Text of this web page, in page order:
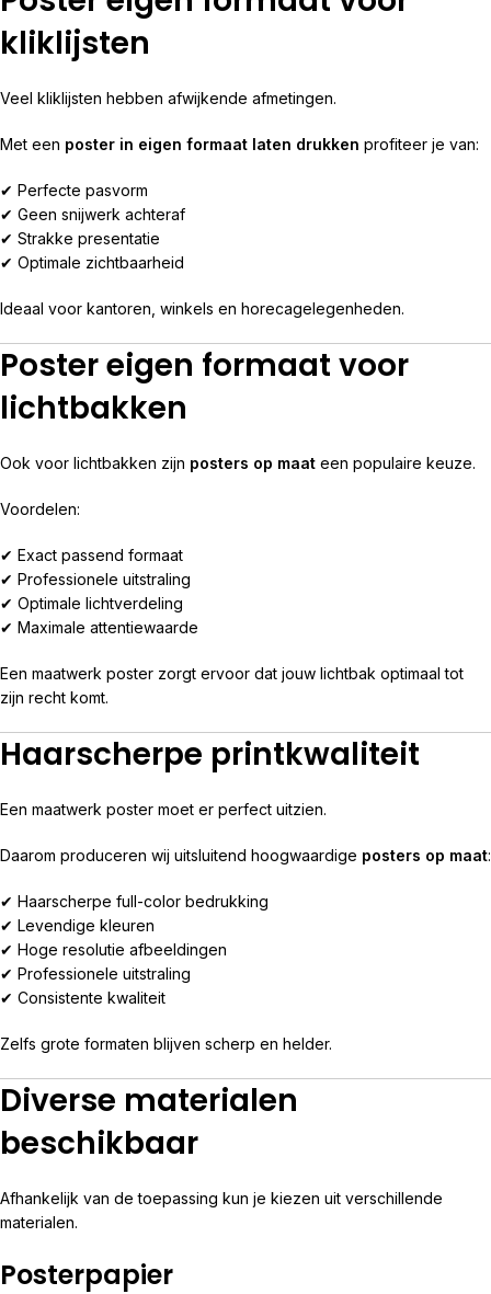
kliklijsten
Veel kliklijsten hebben afwijkende afmetingen.
Met een poster in eigen formaat laten drukken profiteer je van:
✔ Perfecte pasvorm
✔ Geen snijwerk achteraf
✔ Strakke presentatie
✔ Optimale zichtbaarheid
Ideaal voor kantoren, winkels en horecagelegenheden.
Poster eigen formaat voor
lichtbakken
Ook voor lichtbakken zijn posters op maat een populaire keuze.
Voordelen:
✔ Exact passend formaat
✔ Professionele uitstraling
✔ Optimale lichtverdeling
✔ Maximale attentiewaarde
Een maatwerk poster zorgt ervoor dat jouw lichtbak optimaal tot
zijn recht komt.
Haarscherpe printkwaliteit
Een maatwerk poster moet er perfect uitzien.
Daarom produceren wij uitsluitend hoogwaardige posters op maat:
✔ Haarscherpe full-color bedrukking
✔ Levendige kleuren
✔ Hoge resolutie afbeeldingen
✔ Professionele uitstraling
✔ Consistente kwaliteit
Zelfs grote formaten blijven scherp en helder.
Diverse materialen
beschikbaar
Afhankelijk van de toepassing kun je kiezen uit verschillende
materialen.
Posterpapier